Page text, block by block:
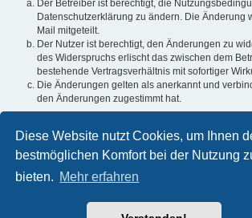
Diese Website nutzt Cookies, um Ihnen
bestmöglichen Komfort bei der Nutzung
bieten. Mehr erfahren
Der Betreiber ist berechtigt, die
Datenschutzerklärung zu ändern. Die Änderung
Mail mitgeteilt.
Der Nutzer ist berechtigt, den Änderungen zu
des Widerspruchs erlischt das zwischen dem
bestehende Vertragsverhältnis mit sofortiger
Die Änderungen gelten als anerkannt und
den Änderungen zugestimmt hat.
Informationen über den Umgang mit Ihren
in der Datenschutzerklärung enthalten.
Foren-Übersicht